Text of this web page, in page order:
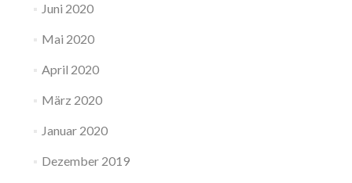
Juni 2020
Mai 2020
April 2020
März 2020
Januar 2020
Dezember 2019